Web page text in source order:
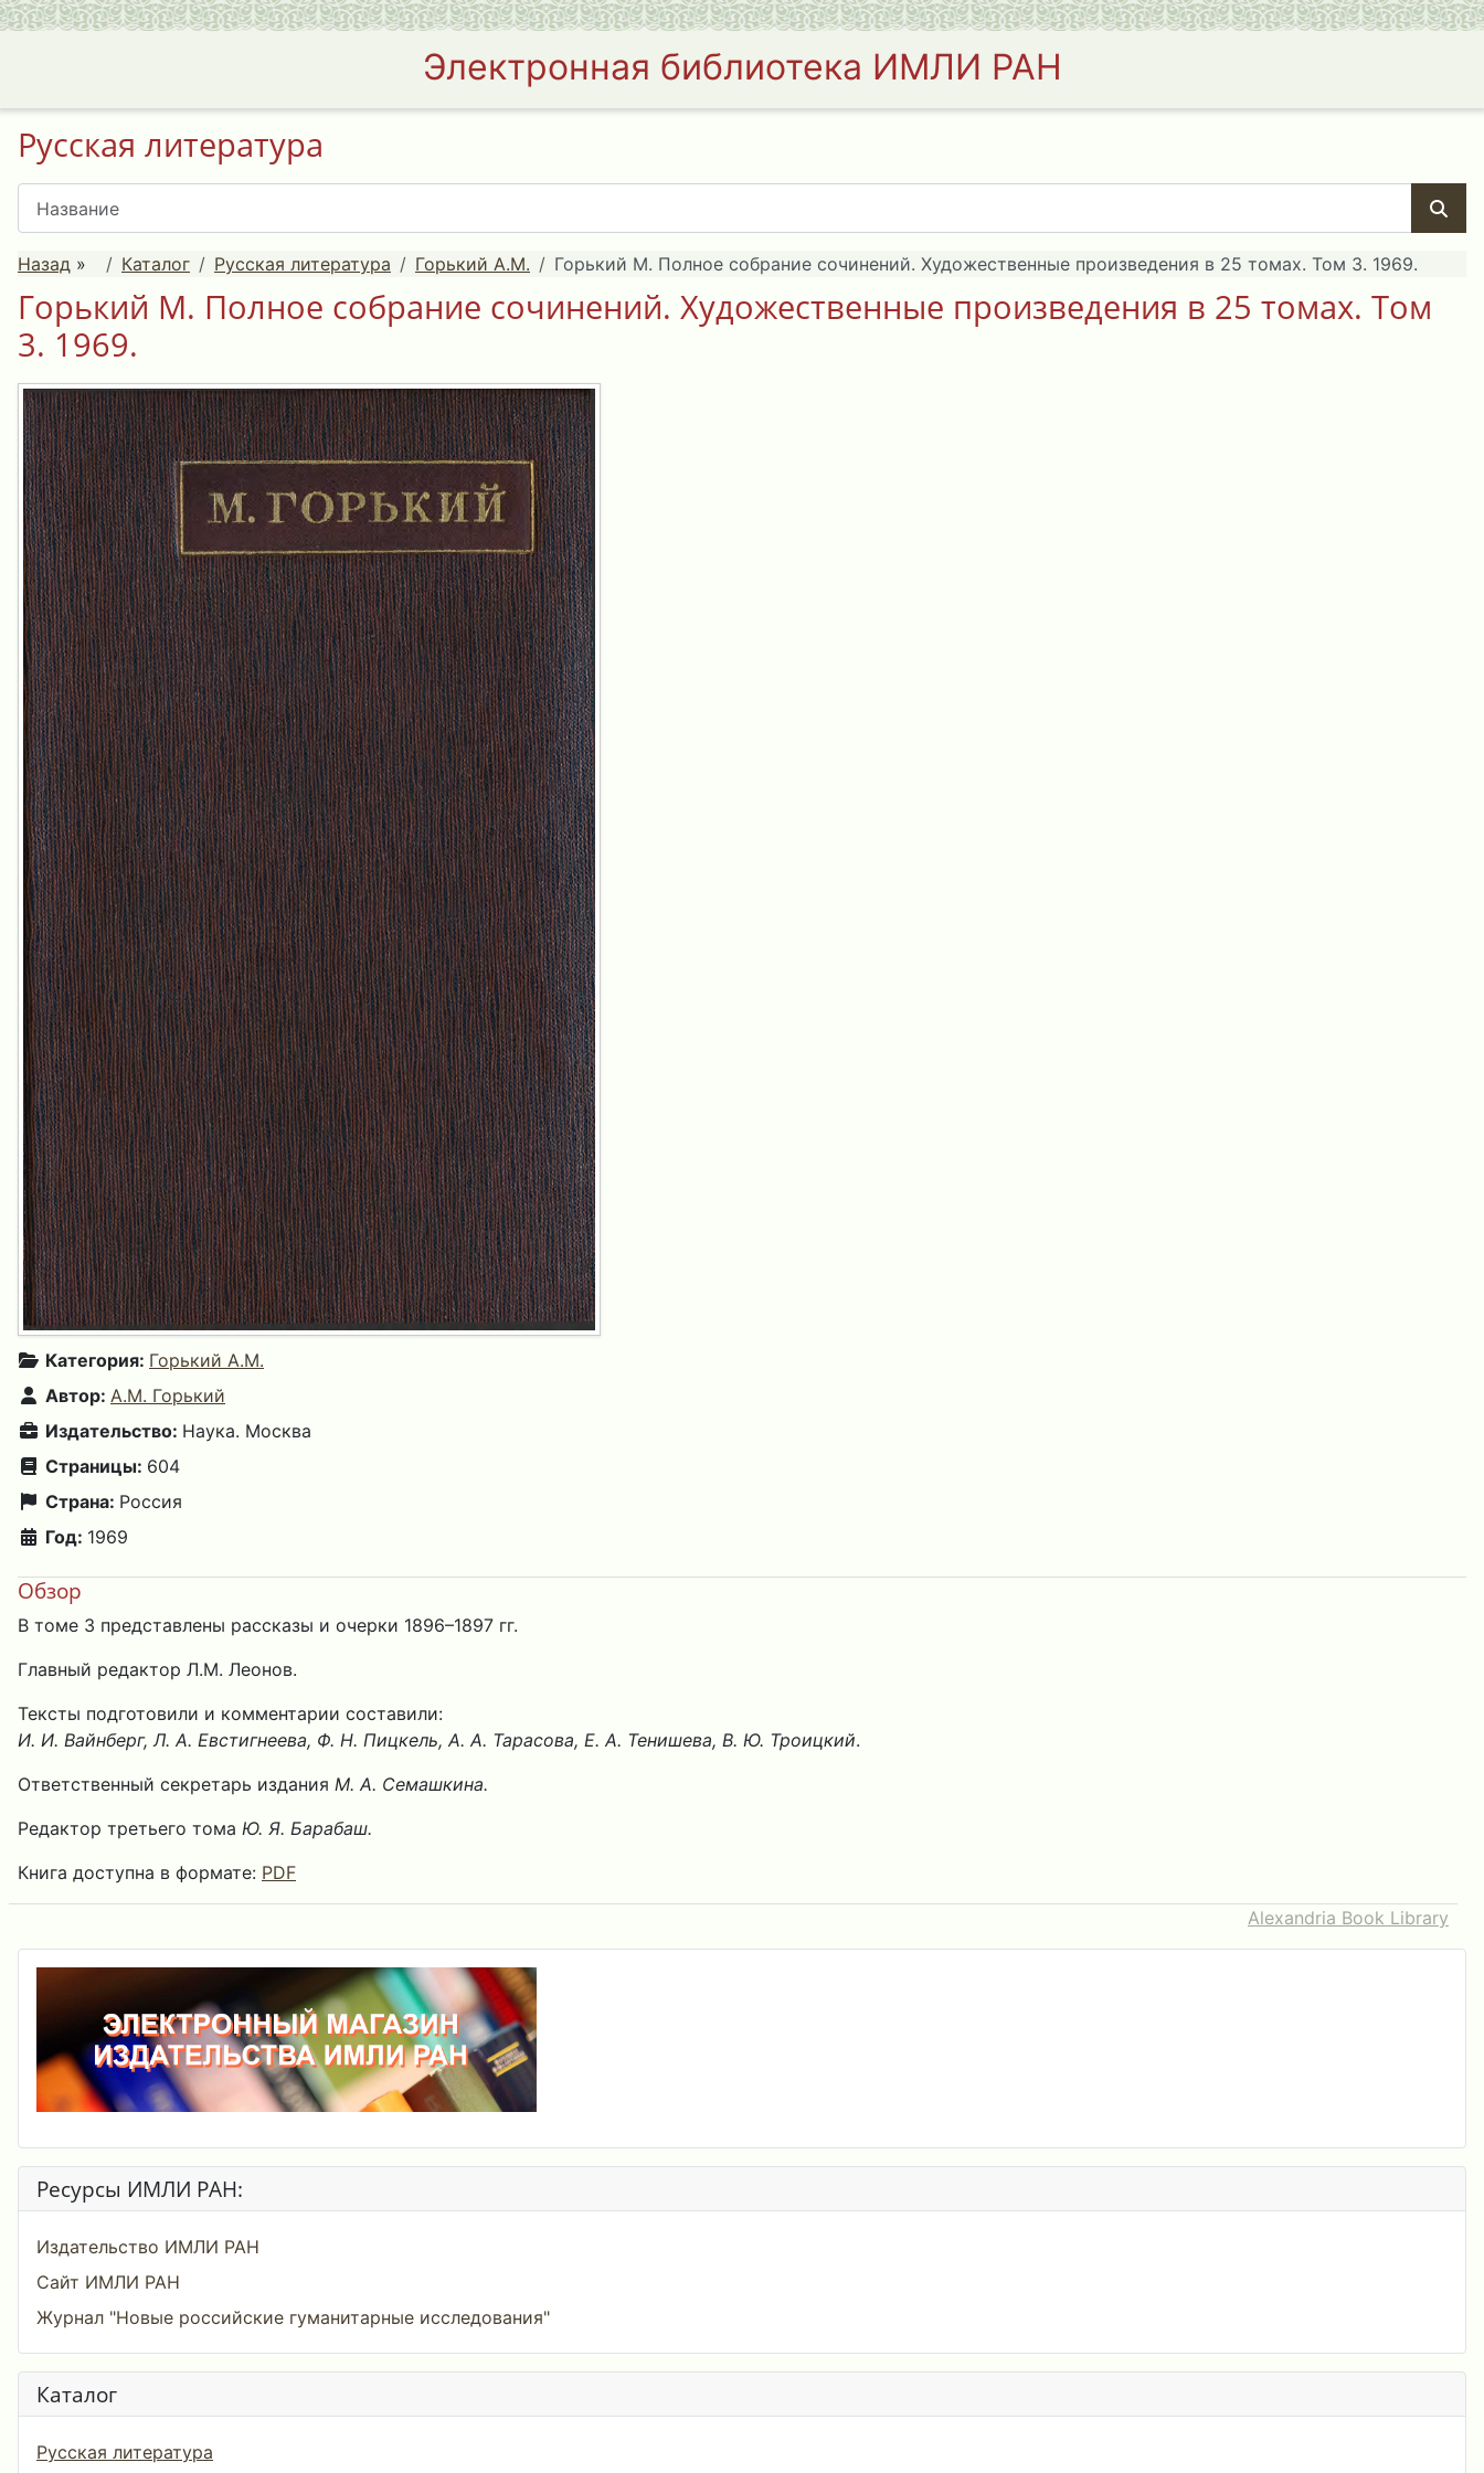
Электронная библиотека ИМЛИ РАН
Русская литература
Назад » Каталог Русская литература Горький А.М. Горький М. Полное собрание сочинений. Художественные произведения в 25 томах. Том 3. 1969.
Горький М. Полное собрание сочинений. Художественные произведения в 25 томах. Том
3. 1969.
Категория: Горький А.М.
Автор: А.М. Горький
Издательство: Наука. Москва
Страницы: 604
Страна: Россия
Год: 1969
Обзор
В томе 3 представлены рассказы и очерки 1896–1897 гг.
Главный редактор Л.М. Леонов.
Тексты подготовили и комментарии составили:
И. И. Вайнберг, Л. А. Евстигнеева, Ф. Н. Пицкель, А. А. Тарасова, Е. А. Тенишева, В. Ю. Троицкий.
Ответственный секретарь издания М. А. Семашкина.
Редактор третьего тома Ю. Я. Барабаш.
Книга доступна в формате: PDF
Alexandria Book Library
Ресурсы ИМЛИ РАН:
Издательство ИМЛИ РАН
Сайт ИМЛИ РАН
Журнал "Новые российские гуманитарные исследования"
Каталог
Русская литература